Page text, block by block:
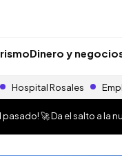
Dinero y
Hospital Rosales
🚀 Da el salto a la